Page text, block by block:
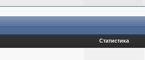
Статистика